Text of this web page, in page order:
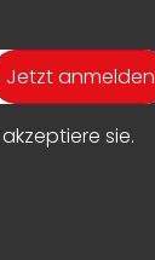
Jetzt anmelden
sie.